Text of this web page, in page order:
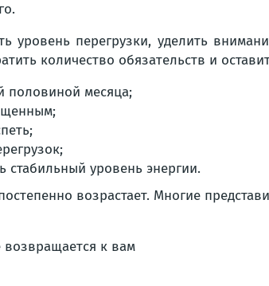
перегрузки, уделить
количество обязательств и
половиной месяца;
уровень энергии.
возрастает. Многие